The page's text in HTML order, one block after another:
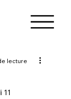
lecture